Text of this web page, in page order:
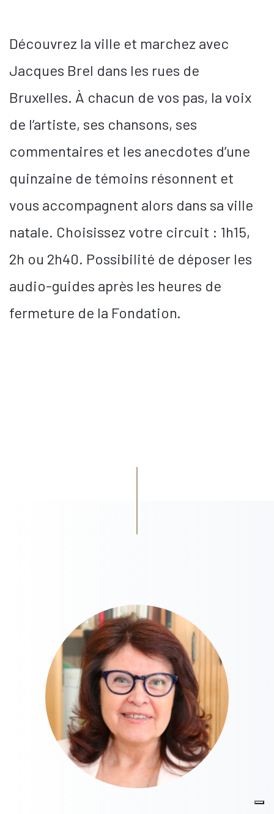
Découvrez la ville et marchez avec
Jacques Brel dans les rues de
Bruxelles. À chacun de vos pas, la voix
de l’artiste, ses chansons, ses
commentaires et les anecdotes d’une
quinzaine de témoins résonnent et
vous accompagnent alors dans sa ville
natale. Choisissez votre circuit : 1h15,
2h ou 2h40. Possibilité de déposer les
audio-guides après les heures de
fermeture de la Fondation.